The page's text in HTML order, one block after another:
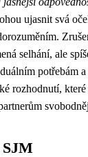
ujasnit svá
selhání, ale
potřebám
rozhodnutí,